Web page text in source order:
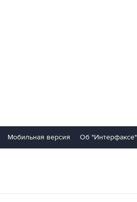
Мобильная версия Об "Интерфаксе"